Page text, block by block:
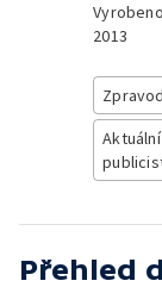
Vyrobeno
2013
Aktuální
Přehled